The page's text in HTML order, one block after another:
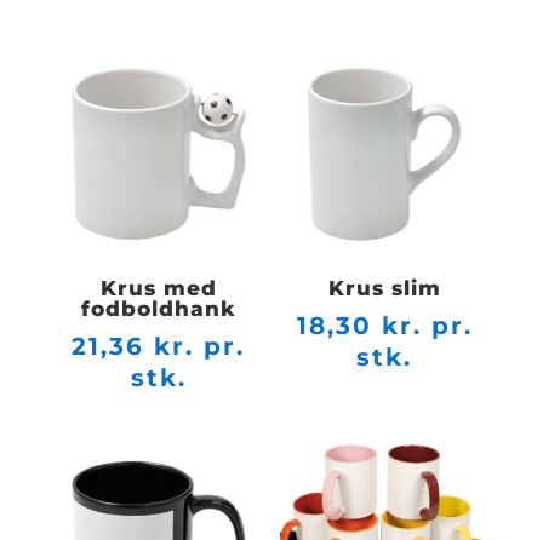
til
21,36 kr.
pr.
stk.
Krus med
fodboldhank
21,36 kr. pr.
stk.
Krus slim
18,30 kr. pr.
stk.